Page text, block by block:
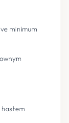
minimum